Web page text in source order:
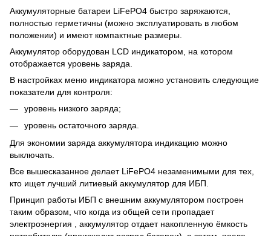
Аккумуляторные батареи LiFePO4 быстро заряжаются,
полностью герметичны (можно эксплуатировать в любом
положении) и имеют компактные размеры.
Аккумулятор оборудован LCD индикатором, на котором
отображается уровень заряда.
В настройках меню индикатора можно установить следующие
показатели для контроля:
уровень низкого заряда;
уровень остаточного заряда.
Для экономии заряда аккумулятора индикацию можно
выключать.
Все вышесказанное делает LiFePO4 незаменимыми для тех,
кто ищет лучший литиевый аккумулятор для ИБП.
Принцип работы ИБП с внешним аккумулятором построен
таким образом, что когда из общей сети пропадает
электроэнергия , аккумулятор отдает накопленную ёмкость